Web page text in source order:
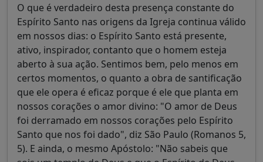
O que é verdadeiro desta presença constante do
Espírito Santo nas origens da Igreja continua válido
em nossos dias: o Espírito Santo está presente,
ativo, inspirador, contanto que o homem esteja
aberto à sua ação. Sentimos bem, pelo menos em
certos momentos, o quanto a obra de santificação
que ele opera é eficaz porque é ele que planta em
nossos corações o amor divino: "O amor de Deus
foi derramado em nossos corações pelo Espírito
Santo que nos foi dado", diz São Paulo (Romanos 5,
5). E ainda, o mesmo Apóstolo: "Não sabeis que